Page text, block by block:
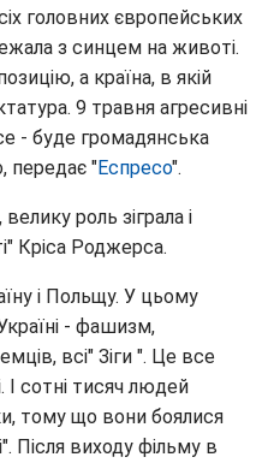
головних європейських
з синцем на животі.
а країна, в якій
9 травня агресивні
- буде громадянська
передає "Еспресо".
роль зіграла і
Кріса Роджерса.
і Польщу. У цьому
- фашизм,
всі" Зіги ". Це все
І сотні тисяч людей
тому що вони боялися
Після виходу фільму в